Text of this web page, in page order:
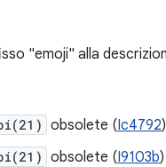
"emoji" alla
obsolete (Ic4792)
obsolete (I9103b)